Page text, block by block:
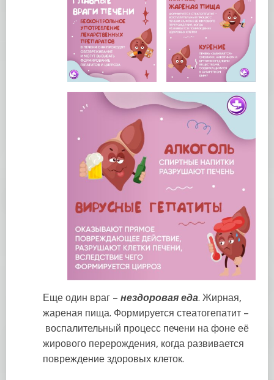
Еще один враг – нездоровая еда. Жирная,
жареная пища. Формируется стеатогепатит –
воспалительный процесс печени на фоне её
жирового перерождения, когда развивается
повреждение здоровых клеток.